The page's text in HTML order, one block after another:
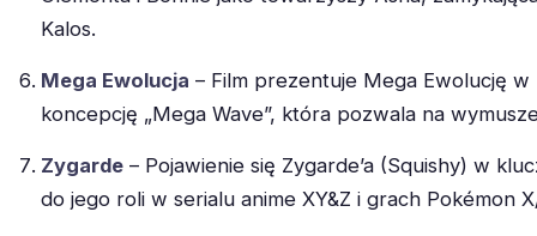
Kalos.
Mega Ewolucja – Film prezentuje Mega Ewolucję
koncepcję „Mega Wave”, która pozwala na
Zygarde – Pojawienie się Zygarde’a (Squishy) w
do jego roli w serialu anime XY&Z i grach Pokémon